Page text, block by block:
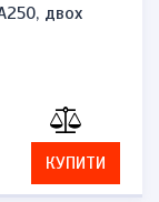
двох
КУПИТИ